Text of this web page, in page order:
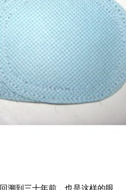
溯到三十年前，也是这样的眼